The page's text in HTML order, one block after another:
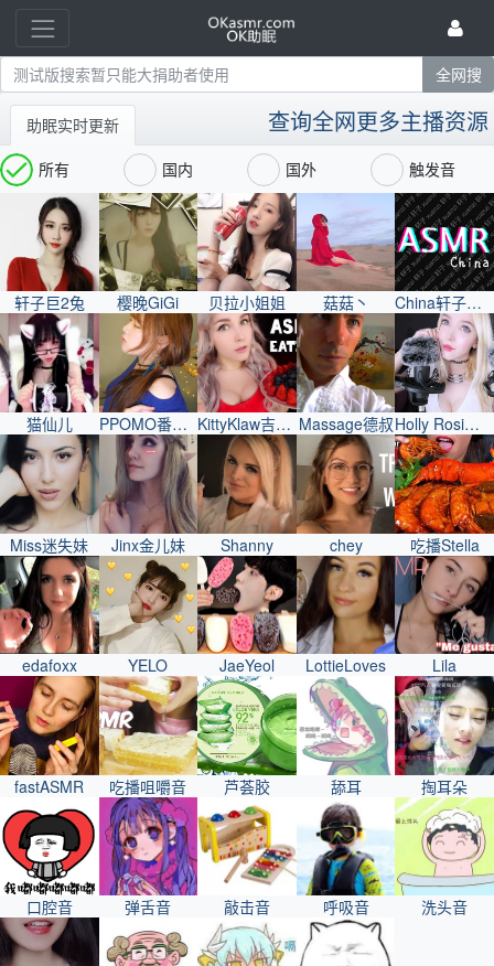
助眠实时更新 查询全网更多主播资源
所有 国内 国外 触发音
轩子巨2兔 樱晚GiGi 贝拉小姐姐 菇菇丶 China轩子巨2兔
猫仙儿 PPOMO番茄妹 KittyKlaw吉蒂妹 Massage德叔 Holly Rosi好莉妹
Miss迷失妹 Jinx金儿妹 Shanny chey 吃播Stella
edafoxx YELO JaeYeol LottieLoves Lila
fastASMR 吃播咀嚼音 芦荟胶 舔耳 掏耳朵
口腔音 弹舌音 敲击音 呼吸音 洗头音